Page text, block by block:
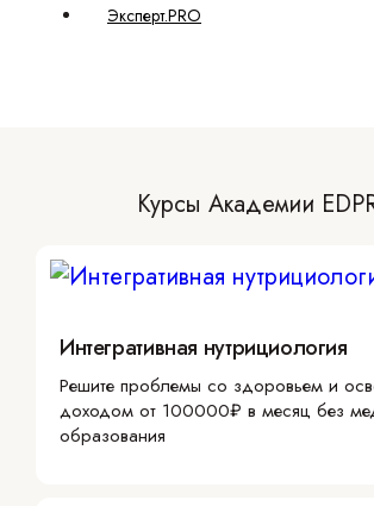
Эксперт.PRO
Курсы Академии
Интегративная нутрициология
Решите проблемы со здоровьем и
доходом от 100000₽ в месяц без
образования